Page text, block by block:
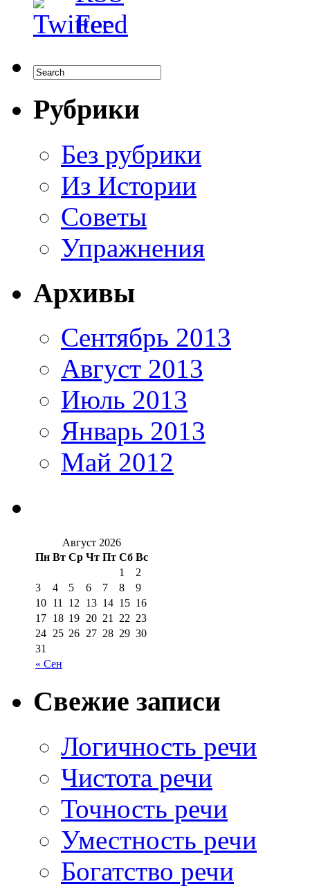
Рубрики
Без рубрики
Из Истории
Советы
Упражнения
Архивы
Сентябрь 2013
Август 2013
Июль 2013
Январь 2013
Май 2012
Август 2026
Пн Вт Ср Чт Пт Сб Вс
« Сен
1
2
3
4 5 6 7 8
9
10 11 12 13 14 15 16
17 18 19 20 21 22 23
24 25 26 27 28 29 30
31
Свежие записи
Логичность речи
Чистота речи
Точность речи
Уместность речи
Богатство речи